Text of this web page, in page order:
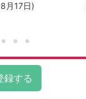
月17日)